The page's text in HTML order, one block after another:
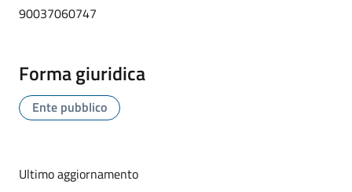
90037060747
Forma giuridica
Ente pubblico
Ultimo aggiornamento